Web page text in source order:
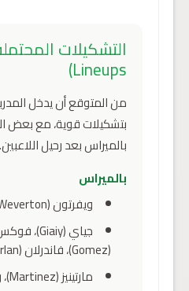
Lineups)
من المتوقع أن يدخل
بتشكيلات قوية، مع بعض
بالميراس بعد رحيل اللاعبين.
بالميراس
ويفرتون (Weverton)
(Gomez)، فاندرلان (Vanderlan)
مارتينيز (Martinez)، ريوس (Rios)